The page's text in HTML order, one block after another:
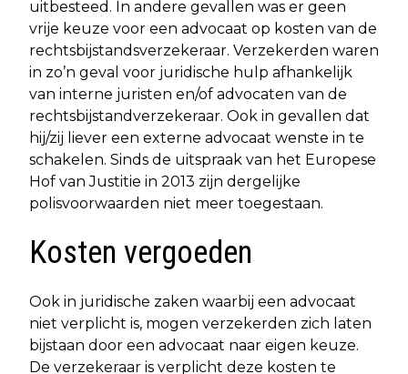
uitbesteed. In andere gevallen was er geen
vrije keuze voor een advocaat op kosten van de
rechtsbijstandsverzekeraar. Verzekerden waren
in zo’n geval voor juridische hulp afhankelijk
van interne juristen en/of advocaten van de
rechtsbijstandverzekeraar. Ook in gevallen dat
hij/zij liever een externe advocaat wenste in te
schakelen. Sinds de uitspraak van het Europese
Hof van Justitie in 2013 zijn dergelijke
polisvoorwaarden niet meer toegestaan.
Kosten vergoeden
Ook in juridische zaken waarbij een advocaat
niet verplicht is, mogen verzekerden zich laten
bijstaan door een advocaat naar eigen keuze.
De verzekeraar is verplicht deze kosten te